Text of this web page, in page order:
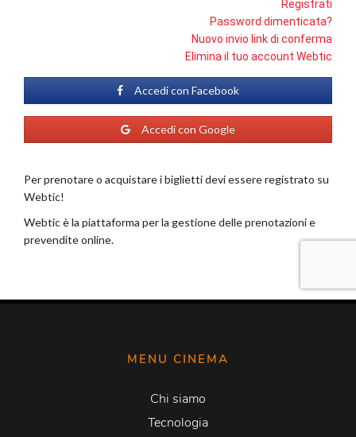
MENU CINEMA
Chi siamo
Tecnologia